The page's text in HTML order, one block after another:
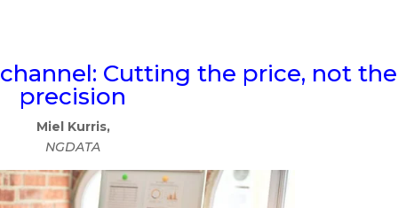
Cutting the price, not the
precision
Miel Kurris,
NGDATA